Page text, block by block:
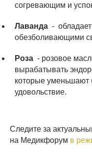
согревающим и
Лаванда -
обезболивающими
Роза - розовое
вырабатывать
которые
удовольствие.
Следите за
на Медикфорум в